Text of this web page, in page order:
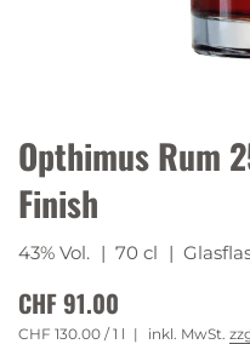
Opthimus Rum
Finish
43% Vol. | 70 cl |
CHF 91.00
CHF 130.00 / 1 l inkl. MwSt.